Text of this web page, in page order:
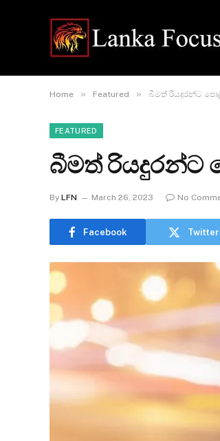
Home » Featured » බීමත් රියදුරන්ට
FEATURED
බීමත් රියදුරන්ට
By LFN March 26, 2023 No
Facebook Twitter